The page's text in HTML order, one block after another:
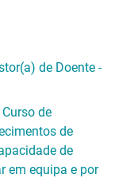
de Doente -
de
de
de
em equipa e por